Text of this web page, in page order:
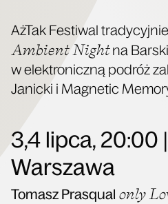
AżTak Festi­wal
Ambient Nightna
w elek­tro­nicz­ną podróż
Janic­ki i Magne­tic
3,4 lipca, 20:00
Warszawa
Tomasz Pra­squ­al only